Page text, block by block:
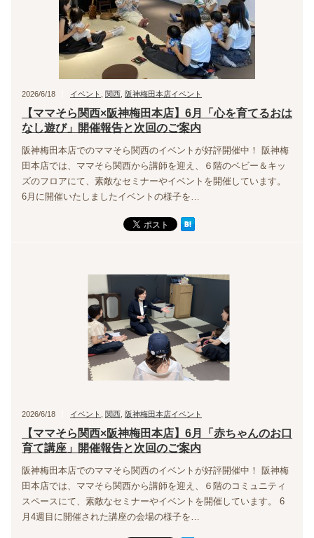
2026/6/18 イベント 関西 阪神梅田本店イベント
【ママそら関西×阪神梅田本店】6月「心を育てるおは
なし遊び」開催報告と次回のご案内
阪神梅田本店でのママそら関西のイベントが好評開催中！ 阪神梅
田本店では、ママそら関西から講師を迎え、６階のベビー＆キッ
ズのフロアにて、素敵なセミナーやイベントを開催しています。
6月に開催いたしましたイベントの様子を…
2026/6/18 イベント 関西 阪神梅田本店イベント
【ママそら関西×阪神梅田本店】6月「赤ちゃんのお口
育て講座」開催報告と次回のご案内
阪神梅田本店でのママそら関西のイベントが好評開催中！ 阪神梅
田本店では、ママそら関西から講師を迎え、６階のコミュニティ
スペースにて、素敵なセミナーやイベントを開催しています。 6
月4週目に開催された講座の会場の様子を…